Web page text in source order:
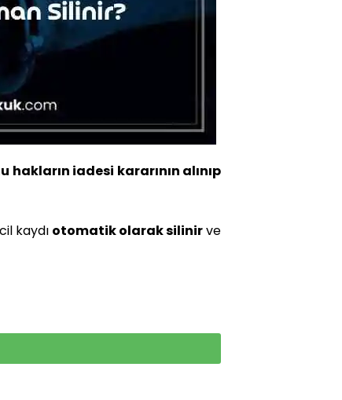
iadesi kararının alınıp
kaydı otomatik olarak silinirve